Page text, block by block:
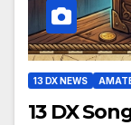
13 DX NEWS
13 DX